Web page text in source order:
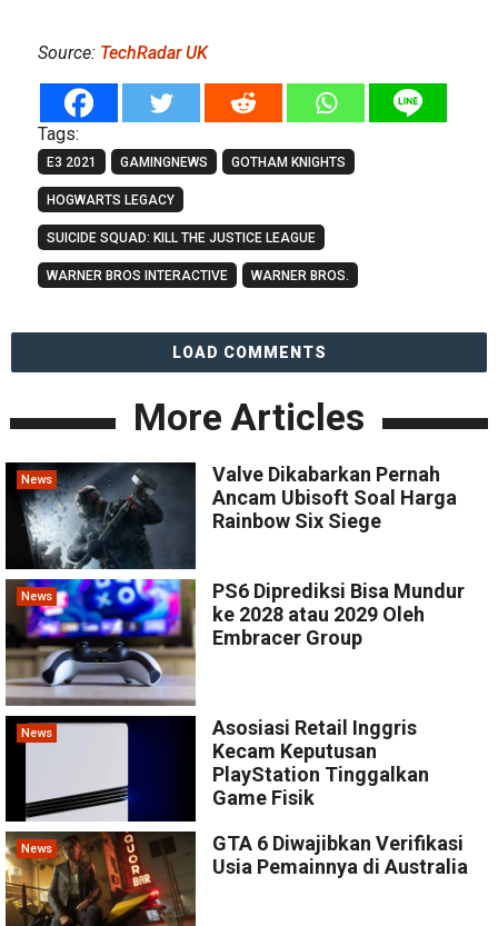
Source: TechRadar UK
Tags:
E3 2021 GAMINGNEWS GOTHAM KNIGHTS
HOGWARTS LEGACY
SUICIDE SQUAD: KILL THE JUSTICE LEAGUE
WARNER BROS INTERACTIVE WARNER BROS.
LOAD COMMENTS
More Articles
News
Valve Dikabarkan Pernah
Ancam Ubisoft Soal Harga
Rainbow Six Siege
News
PS6 Diprediksi Bisa Mundur
ke 2028 atau 2029 Oleh
Embracer Group
News
Asosiasi Retail Inggris
Kecam Keputusan
PlayStation Tinggalkan
Game Fisik
News
GTA 6 Diwajibkan Verifikasi
Usia Pemainnya di Australia